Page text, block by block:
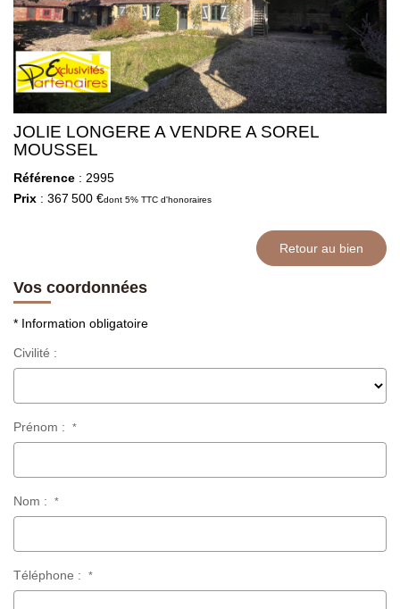
JOLIE LONGERE A VENDRE A SOREL
MOUSSEL
Référence : 2995
Prix : 367 500 €dont 5% TTC d'honoraires
Retour au bien
Vos coordonnées
* Information obligatoire
Civilité :
Prénom : *
Nom : *
Téléphone : *